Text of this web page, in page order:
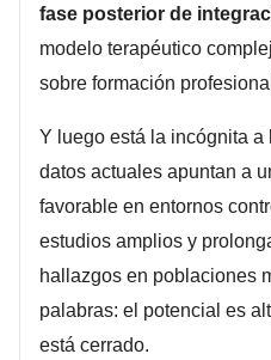
fase posterior de
modelo terapéutico
sobre formación
Y luego está la incógnita
datos actuales apuntan a
favorable en entornos
estudios amplios y
hallazgos en poblaciones
palabras: el potencial es
está cerrado.